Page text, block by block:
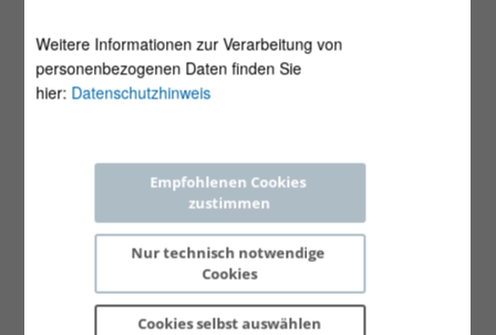
Weitere Informationen zur Verarbeitung von
personenbezogenen Daten finden Sie
hier: Datenschutzhinweis
Empfohlenen Cookies
zustimmen
Nur technisch notwendige
Cookies
Cookies selbst auswählen